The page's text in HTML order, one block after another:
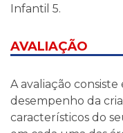
Infantil 5.
AVALIAÇÃO
A avaliação
desempenho da
característicos do